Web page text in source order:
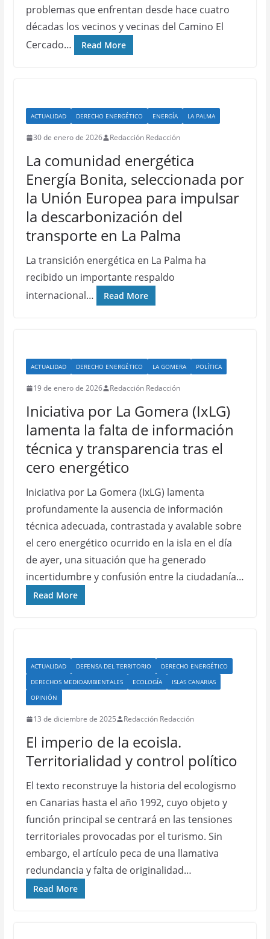
problemas que enfrentan desde hace cuatro
décadas los vecinos y vecinas del Camino El
Cercado…
Read More
ACTUALIDAD DERECHO ENERGÉTICO ENERGÍA LA PALMA
30 de enero de 2026 Redacción Redacción
La comunidad energética
Energía Bonita, seleccionada por
la Unión Europea para impulsar
la descarbonización del
transporte en La Palma
La transición energética en La Palma ha
recibido un importante respaldo
internacional…
Read More
ACTUALIDAD DERECHO ENERGÉTICO LA GOMERA POLÍTICA
19 de enero de 2026 Redacción Redacción
Iniciativa por La Gomera (IxLG)
lamenta la falta de información
técnica y transparencia tras el
cero energético
Iniciativa por La Gomera (IxLG) lamenta
profundamente la ausencia de información
técnica adecuada, contrastada y avalable sobre
el cero energético ocurrido en la isla en el día
de ayer, una situación que ha generado
incertidumbre y confusión entre la ciudadanía…
Read More
ACTUALIDAD DEFENSA DEL TERRITORIO
DERECHO ENERGÉTICO
DERECHOS MEDIOAMBIENTALES
ECOLOGÍA
ISLAS CANARIAS
OPINIÓN
13 de diciembre de 2025 Redacción Redacción
El imperio de la ecoisla.
Territorialidad y control político
El texto reconstruye la historia del ecologismo
en Canarias hasta el año 1992, cuyo objeto y
función principal se centrará en las tensiones
territoriales provocadas por el turismo. Sin
embargo, el artículo peca de una llamativa
redundancia y falta de originalidad…
Read More